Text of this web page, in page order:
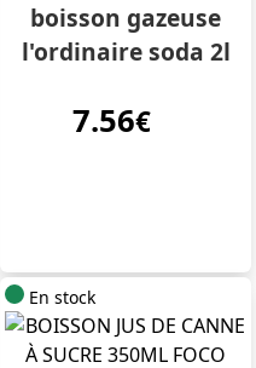
boisson gazeuse
l'ordinaire soda 2l
7.56€
En stock